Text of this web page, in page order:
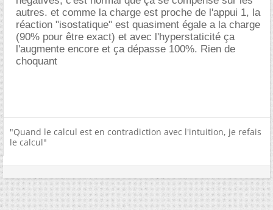
autres. et comme la charge est proche de l'appui 1, la
réaction "isostatique" est quasiment égale a la charge
(90% pour être exact) et avec l'hyperstaticité ça
l'augmente encore et ça dépasse 100%. Rien de
choquant
"Quand le calcul est en contradiction avec l'intuition, je refais
le calcul"